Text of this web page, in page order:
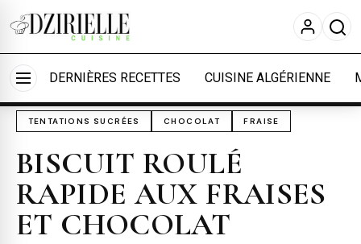
Nous utilisons des cookies pour améliorer votre
expérience et mesurer l'audience.
En savoir plus
Accepter tout
Personnaliser
DERNIÈRES RECETTES CUISINE ALGÉRIENNE
Accueil Cuisine
TENTATIONS SUCRÉES CHOCOLAT FRAISE
BISCUIT ROULÉ
RAPIDE AUX FRAISES
ET CHOCOLAT